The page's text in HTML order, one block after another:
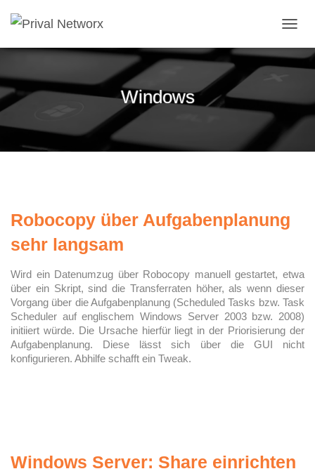
Windows
Robocopy über Aufgabenplanung
sehr langsam
Wird ein Datenumzug über Robocopy manuell gestartet, etwa
über ein Skript, sind die Transferraten höher, als wenn dieser
Vorgang über die Aufgabenplanung (Scheduled Tasks bzw. Task
Scheduler auf englischem Windows Server 2003 bzw. 2008)
initiiert würde. Die Ursache hierfür liegt in der Priorisierung der
Aufgabenplanung. Diese lässt sich über die GUI nicht
konfigurieren. Abhilfe schafft ein Tweak.
Windows Server: Share einrichten